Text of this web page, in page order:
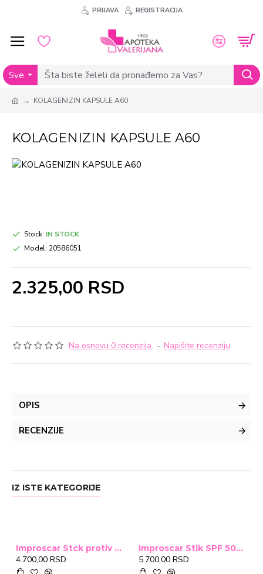
PRIJAVA REGISTRACIJA
Sve
KOLAGENIZIN KAPSULE A60
KOLAGENIZIN KAPSULE A60
Na osnovu 0 recenzija. - Napišite recenziju
2.325,00 RSD
Stock: IN STOCK
Model: 20586051
OPIS
RECENZIJE
IZ ISTE KATEGORIJE
Improscar Stck protiv ožiljaka 4,6g
4.700,00 RSD
Improscar Stik SPF 50+ Conceal 6,9g (tonirani)
5.700,00 RSD